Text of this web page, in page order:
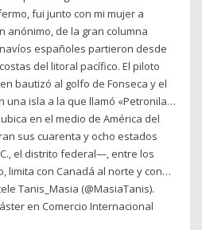
fui junto con mi mujer a
anónimo, de la gran columna
españoles partieron desde
del litoral pacífico. El piloto
bautizó al golfo de Fonseca y el
una isla a la que llamó «Petronila…
en el medio de América del
sus cuarenta y ocho estados
el distrito federal—, entre los
limita con Canadá al norte y con…
Tanis_Masia (@MasiaTanis).
en Comercio Internacional